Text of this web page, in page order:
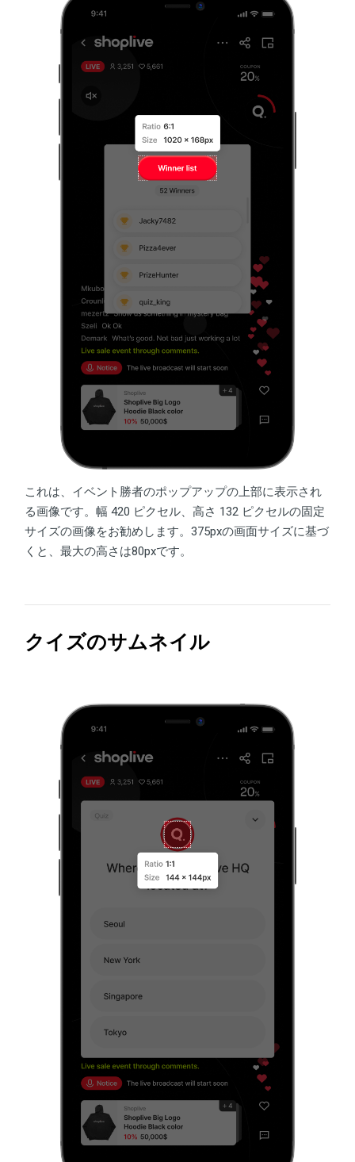
これは、イベント勝者のポップアップの上部に表示され
る画像です。幅 420 ピクセル、高さ 132 ピクセルの固定
サイズの画像をお勧めします。375pxの画面サイズに基づ
くと、最大の高さは80pxです。
クイズのサムネイル